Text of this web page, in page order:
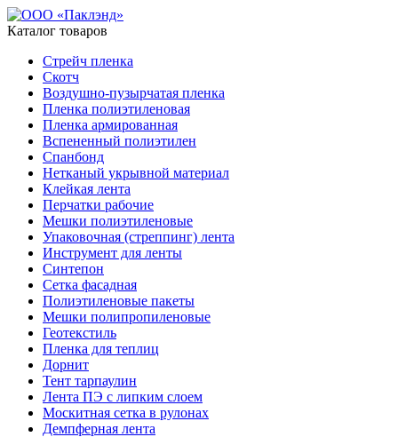
Каталог товаров
Стрейч пленка
Скотч
Воздушно-пузырчатая пленка
Пленка полиэтиленовая
Пленка армированная
Вспененный полиэтилен
Спанбонд
Нетканый укрывной материал
Клейкая лента
Перчатки рабочие
Мешки полиэтиленовые
Упаковочная (стреппинг) лента
Инструмент для ленты
Синтепон
Сетка фасадная
Полиэтиленовые пакеты
Мешки полипропиленовые
Геотекстиль
Пленка для теплиц
Дорнит
Тент тарпаулин
Лента ПЭ с липким слоем
Москитная сетка в рулонах
Демпферная лента